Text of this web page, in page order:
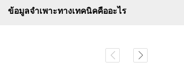
ข้อมูลจำเพาะทางเทคนิคคืออะไร